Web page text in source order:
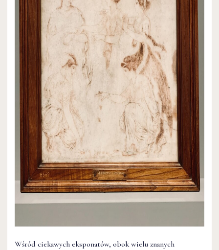
Wśród ciekawych eksponatów, obok wielu znanych